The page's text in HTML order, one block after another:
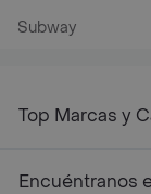
Subway
Top Marcas y
Encuéntranos